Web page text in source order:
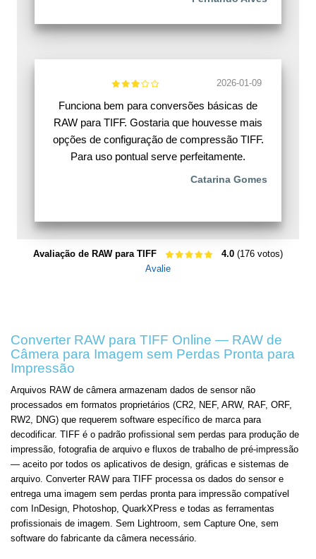
2026-01-09
Funciona bem para conversões básicas de
RAW para TIFF. Gostaria que houvesse mais
opções de configuração de compressão TIFF.
Para uso pontual serve perfeitamente.
Catarina Gomes
Avaliação de RAW para TIFF 4.0 (176 votos)
Avalie
Converter RAW para TIFF Online — RAW de
Câmera para Imagem sem Perdas Pronta para
Impressão
Arquivos RAW de câmera armazenam dados de sensor não
processados em formatos proprietários (CR2, NEF, ARW, RAF, ORF,
RW2, DNG) que requerem software específico de marca para
decodificar. TIFF é o padrão profissional sem perdas para produção de
impressão, fotografia de arquivo e fluxos de trabalho de pré-impressão
— aceito por todos os aplicativos de design, gráficas e sistemas de
arquivo. Converter RAW para TIFF processa os dados do sensor e
entrega uma imagem sem perdas pronta para impressão compatível
com InDesign, Photoshop, QuarkXPress e todas as ferramentas
profissionais de imagem. Sem Lightroom, sem Capture One, sem
software do fabricante da câmera necessário.